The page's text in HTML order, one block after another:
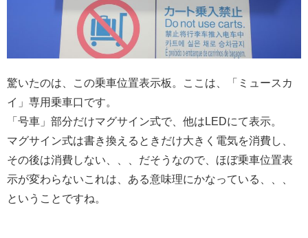
驚いたのは、この乗車位置表示板。ここは、「ミュースカ
イ」専用乗車口です。
「号車」部分だけマグサイン式で、他はLEDにて表示。
マグサイン式は書き換えるときだけ大きく電気を消費し、
その後は消費しない、、、だそうなので、ほぼ乗車位置表
示が変わらないこれは、ある意味理にかなっている、、、
ということですね。